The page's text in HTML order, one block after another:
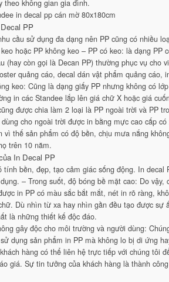
theo không gian gia đình.
in decal pp cán mờ 80x180cm
PP
cầu sử dụng đa dạng nên PP cũng có nhiều
hoặc PP không keo – PP có keo: là dạng PP
(hay còn gọi là Decan PP) thường phục vụ cho
quảng cáo, decal dán vật phẩm quảng cáo,
keo: Cũng là dạng giấy PP nhưng không có
in các Standee lắp lên giá chữ X hoặc giá
được chia làm 2 loại là PP ngoài trời và PP
dùng cho ngoài trời được in bằng mực cao cấp
vì thế sản phẩm có độ bền, chịu mưa nắng
trên 10 năm.
In Decal PP
tính bền, đẹp, tạo cảm giác sống động. In decal
– Trong suốt, độ bóng bề mặt cao: Do vậy,
in PP có màu sắc bắt mắt, nét in rõ ràng,
Dù nhìn từ xa hay nhìn gần đều tạo được sự
là những thiết kế độc đáo.
gây độc cho môi trường và người dùng:
dụng sản phẩm in PP mà không lo bị di ứng
hàng có thể liên hệ trực tiếp với chúng tôi
giá. Sự tin tưởng của khách hàng là thành